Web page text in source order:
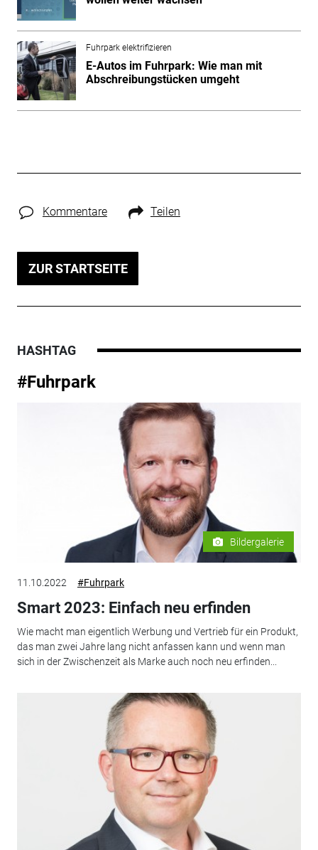
Fuhrpark elektrifizieren
E-Autos im Fuhrpark: Wie man mit
Abschreibungstücken umgeht
Kommentare Teilen
ZUR STARTSEITE
HASHTAG
#Fuhrpark
Bildergalerie
11.10.2022 #Fuhrpark
Smart 2023: Einfach neu erfinden
Wie macht man eigentlich Werbung und Vertrieb für ein Produkt,
das man zwei Jahre lang nicht anfassen kann und wenn man
sich in der Zwischenzeit als Marke auch noch neu erfinden...